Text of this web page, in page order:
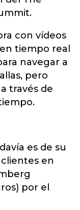
con vídeos
tiempo real
navegar a
pero
través de
es de su
en
por el